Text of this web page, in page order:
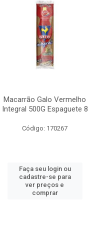
Macarrão Galo Vermelho
Integral 500G Espaguete 8
Código: 170267
Faça seu login ou
cadastre-se para
ver preços e
comprar